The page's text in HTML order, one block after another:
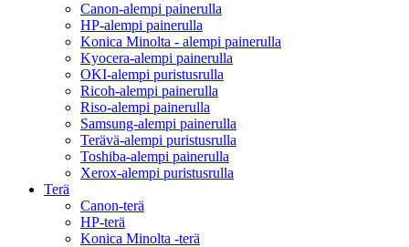
Canon-alempi painerulla
HP-alempi painerulla
Konica Minolta - alempi painerulla
Kyocera-alempi painerulla
OKI-alempi puristusrulla
Ricoh-alempi painerulla
Riso-alempi painerulla
Samsung-alempi painerulla
Terävä-alempi puristusrulla
Toshiba-alempi painerulla
Xerox-alempi puristusrulla
Terä
Canon-terä
HP-terä
Konica Minolta -terä